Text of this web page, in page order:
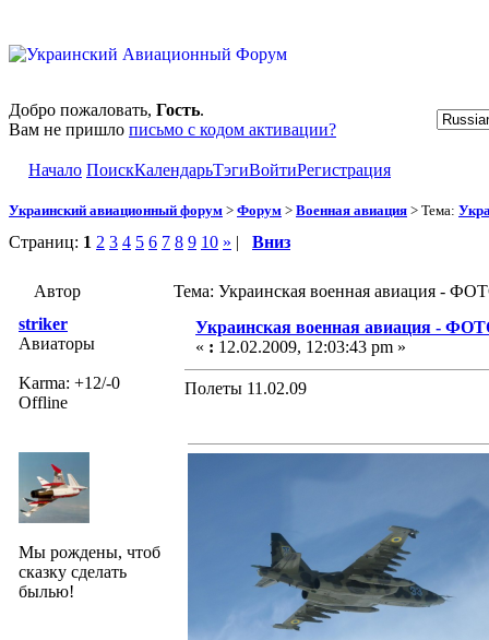
Добро пожаловать, Гость.
Вам не пришло письмо с кодом активации?
Начало ПоискКалендарьТэгиВойтиРегистрация
Украинский авиационный форум > Форум > Военная авиация > Тема:
Страниц: 1 2 3 4 5 6 7 8 9 10 » | Вниз
Автор
Тема: Украинская военная авиация -
striker
Авиаторы
Karma: +12/-0
Offline
Мы рождены, чтоб
сказку сделать
былью!
Украинская военная авиация -
« : 12.02.2009, 12:03:43 pm »
Полеты 11.02.09